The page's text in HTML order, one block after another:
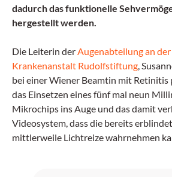
dadurch das funktionelle
hergestellt werden.
Die Leiterin derAugenabteilung an
Krankenanstalt Rudolfstiftung,
bei einer Wiener Beamtin mit Retinitis
das Einsetzen eines fünf mal neun
Mikrochips ins Auge und das damit
Videosystem, dass die bereits
mittlerweile Lichtreize wahrnehmen